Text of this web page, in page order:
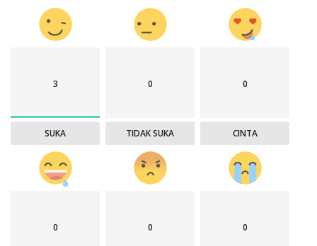
3
SUKA
0
TIDAK SUKA
0
CINTA
0 0 0